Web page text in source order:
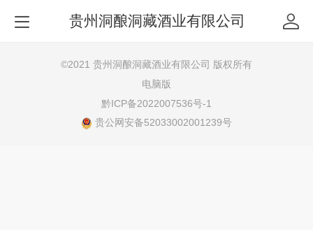
贵州洞酿洞藏酒业有限公司
©2021 贵州洞酿洞藏酒业有限公司 版权所有
电脑版
黔ICP备2022007536号-1
贵公网安备52033002001239号